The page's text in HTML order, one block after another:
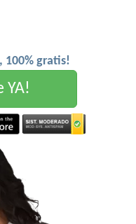
100% gratis!
YA!